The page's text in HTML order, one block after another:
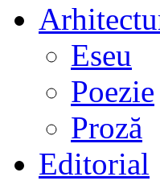
Eseu
Poezie
Proză
Editorial